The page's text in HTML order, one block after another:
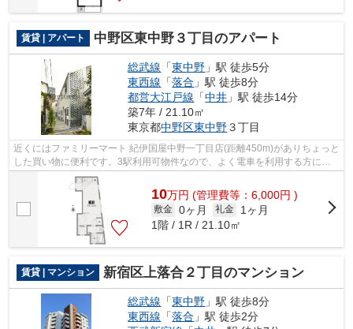
賃貸 | アパート 中野区東中野３丁目のアパート
総武線 「東中野 」駅 徒歩5分
東西線 「落合 」駅 徒歩8分
都営大江戸線 「中井 」駅 徒歩14分
築7年 / 21.10㎡
東京都中野区東中野３丁目
近くにはファミリーマート 紀伊国屋中野一丁目店(距離450m)がありちょっと
した買い物に便利です。3駅利用可物件なので、よく電車を利用する方にピ
ッタリですね。多くの方に好評の、平...
10万円 (管理費等：6,000円 )
敷金 0ヶ月 礼金
1ヶ月
1階 / 1R / 21.10㎡
賃貸 | マンション 新宿区上落合２丁目のマンション
総武線 「東中野 」駅 徒歩8分
東西線 「落合 」駅 徒歩2分